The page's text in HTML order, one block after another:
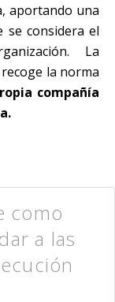
aportando una
se considera el
La
la norma
compañía
como
a las